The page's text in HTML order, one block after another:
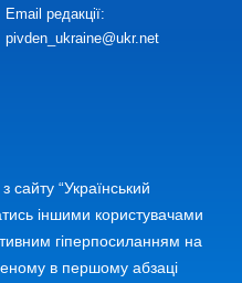
Email редакції:
pivden_ukraine@ukr.net
сайту “Український
іншими користувачами
гіперпосиланням на
в першому абзаці